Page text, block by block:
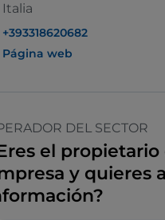
Italia
+393318620682
Página web
DEL SECTOR
el propietario
y quieres